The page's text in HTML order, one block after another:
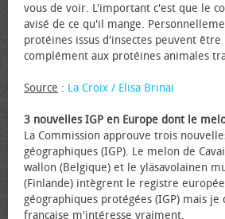
vous de voir. L'important c'est que le
avisé de ce qu'il mange.
protéines issus d'insectes peuvent
complément aux protéines animales
Source : La Croix / Elisa Brinai
3 nouvelles IGP en Europe dont le
La Commission approuve trois
géographiques (IGP). Le melon de
wallon (Belgique) et le yläsavolainen
(Finlande) intègrent le registre
géographiques protégées (IGP) mais
française m'intéresse vraiment.